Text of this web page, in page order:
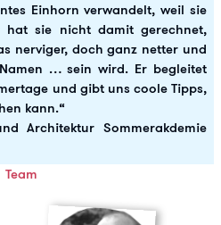
Einhorn verwandelt, weil sie
sie nicht damit gerechnet,
nerviger, doch ganz netter und
… sein wird. Er begleitet
und gibt uns coole Tipps,
kann.“
Architektur Sommerakdemie
Team